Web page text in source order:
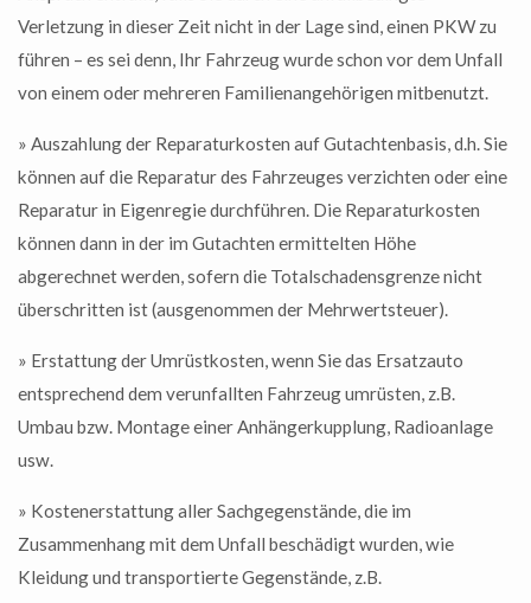
Verletzung in dieser Zeit nicht in der Lage sind, einen PKW zu
führen – es sei denn, Ihr Fahrzeug wurde schon vor dem Unfall
von einem oder mehreren Familienangehörigen mitbenutzt.
» Auszahlung der Reparaturkosten auf Gutachtenbasis, d.h. Sie
können auf die Reparatur des Fahrzeuges verzichten oder eine
Reparatur in Eigenregie durchführen. Die Reparaturkosten
können dann in der im Gutachten ermittelten Höhe
abgerechnet werden, sofern die Totalschadensgrenze nicht
überschritten ist (ausgenommen der Mehrwertsteuer).
» Erstattung der Umrüstkosten, wenn Sie das Ersatzauto
entsprechend dem verunfallten Fahrzeug umrüsten, z.B.
Umbau bzw. Montage einer Anhängerkupplung, Radioanlage
usw.
» Kostenerstattung aller Sachgegenstände, die im
Zusammenhang mit dem Unfall beschädigt wurden, wie
Kleidung und transportierte Gegenstände, z.B.